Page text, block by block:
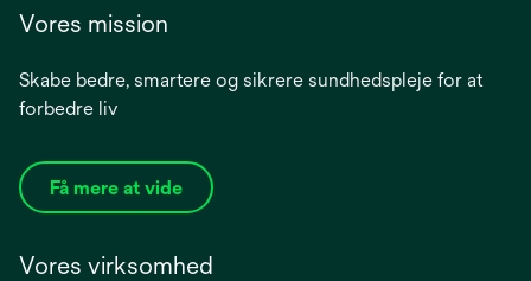
Vores mission
Skabe bedre, smartere og sikrere sundhedspleje for at
forbedre liv
Få mere at vide
Vores virksomhed